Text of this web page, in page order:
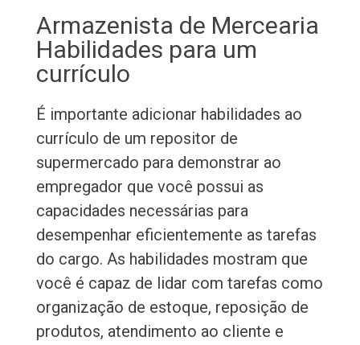
Armazenista de Mercearia
Habilidades para um
currículo
É importante adicionar habilidades ao
currículo de um repositor de
supermercado para demonstrar ao
empregador que você possui as
capacidades necessárias para
desempenhar eficientemente as tarefas
do cargo. As habilidades mostram que
você é capaz de lidar com tarefas como
organização de estoque, reposição de
produtos, atendimento ao cliente e